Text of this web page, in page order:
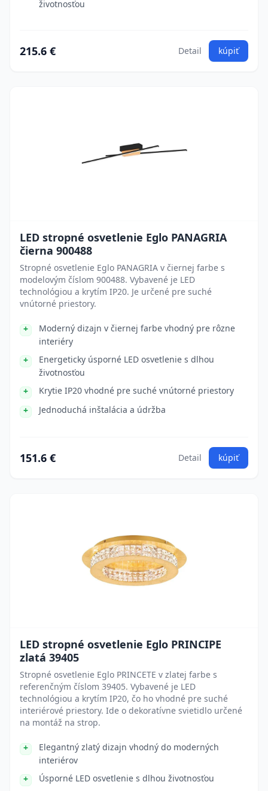
životnosťou
215.6 € Detail kúpiť
LED stropné osvetlenie Eglo PANAGRIA
čierna 900488
Stropné osvetlenie Eglo PANAGRIA v čiernej farbe s
modelovým číslom 900488. Vybavené je LED
technológiou a krytím IP20. Je určené pre suché
vnútorné priestory.
Moderný dizajn v čiernej farbe vhodný pre rôzne
interiéry
Energeticky úsporné LED osvetlenie s dlhou
životnosťou
Krytie IP20 vhodné pre suché vnútorné priestory
Jednoduchá inštalácia a údržba
151.6 € Detail kúpiť
LED stropné osvetlenie Eglo PRINCIPE
zlatá 39405
Stropné osvetlenie Eglo PRINCETE v zlatej farbe s
referenčným číslom 39405. Vybavené je LED
technológiou a krytím IP20, čo ho vhodné pre suché
interiérové priestory. Ide o dekoratívne svietidlo určené
na montáž na strop.
Elegantný zlatý dizajn vhodný do moderných
interiérov
Úsporné LED osvetlenie s dlhou životnosťou